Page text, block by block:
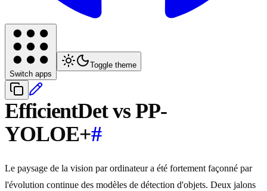
Switch apps
Toggle theme
EfficientDet vs PP-
YOLOE+#
Le paysage de la vision par ordinateur a été fortement façonné par
l'évolution continue des modèles de détection d'objets. Deux jalons